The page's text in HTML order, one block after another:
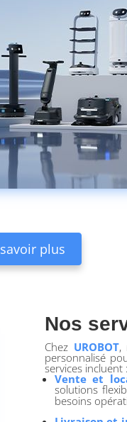
plus
Nos
Chez UROBOT,
personnalisé
services incluent :
Vente et
solutions
besoins